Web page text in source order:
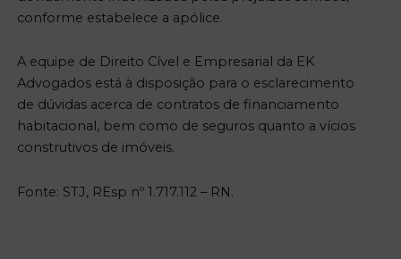
conforme estabelece a apólice.
A equipe de Direito Cível e Empresarial da EK
Advogados está à disposição para o esclarecimento
de dúvidas acerca de contratos de financiamento
habitacional, bem como de seguros quanto a vícios
construtivos de imóveis.
Fonte: STJ, REsp nº 1.717.112 – RN.